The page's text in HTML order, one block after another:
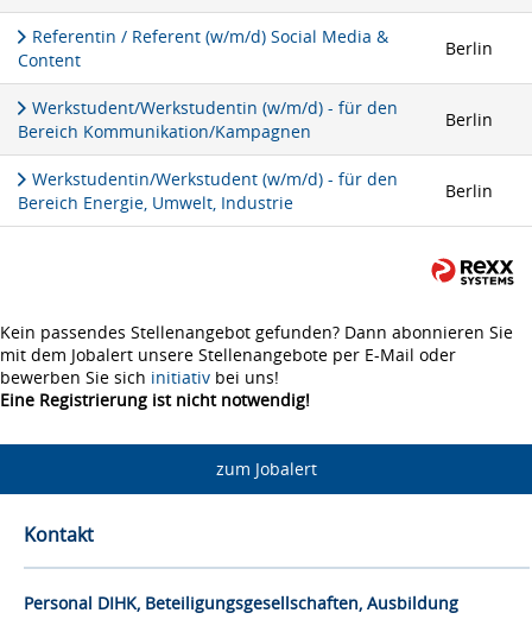
Referentin / Referent (w/m/d) Social Media &
Content
Berlin
Werkstudent/Werkstudentin (w/m/d) - für den
Bereich Kommunikation/Kampagnen
Berlin
Werkstudentin/Werkstudent (w/m/d) - für den
Bereich Energie, Umwelt, Industrie
Berlin
Kein passendes Stellenangebot gefunden? Dann abonnieren Sie
mit dem Jobalert unsere Stellenangebote per E-Mail oder
bewerben Sie sich initiativ bei uns!
Eine Registrierung ist nicht notwendig!
zum Jobalert
Kontakt
Personal DIHK, Beteiligungsgesellschaften, Ausbildung